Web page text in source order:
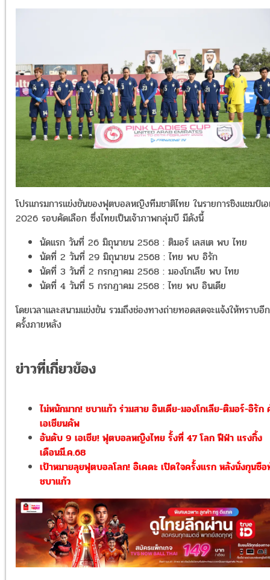
โปรแกรมการแข่งขันของฟุตบอลหญิงทีมชาติไทย ในรายการชิงแชมป์เอ
2026 รอบคัดเลือก ซึ่งไทยเป็นเจ้าภาพกลุ่มบี มีดังนี้
นัดแรก วันที่ 26 มิถุนายน 2568 : ติมอร์ เลสเต พบ ไทย
นัดที่ 2 วันที่ 29 มิถุนายน 2568 : ไทย พบ อิรัก
นัดที่ 3 วันที่ 2 กรกฎาคม 2568 : มองโกเลีย พบ ไทย
นัดที่ 4 วันที่ 5 กรกฎาคม 2568 : ไทย พบ อินเดีย
โดยเวลาและสนามแข่งขัน รวมถึงช่องทางถ่ายทอดสดจะแจ้งให้ทราบอีก
ครั้งภายหลัง
ข่าวที่เกี่ยวข้อง
ไม่หนักมาก! ชบาแก้ว ร่วมสาย อินเดีย-มองโกเลีย-ติมอร์-อิรัก
เอเชียนคัพ
อันดับ 9 เอเชีย! ฟุตบอลหญิงไทย รั้งที่ 47 โลก ฟีฟ่า แรงกิ้ง
เดือนมี.ค.68
เป้าหมายลุยฟุตบอลโลก! อิเคดะ เปิดใจครั้งแรก หลังนั่งกุนซื
ชบาแก้ว